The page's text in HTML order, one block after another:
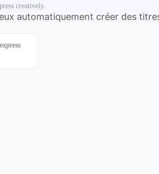
automatiquement créer des
creatively.